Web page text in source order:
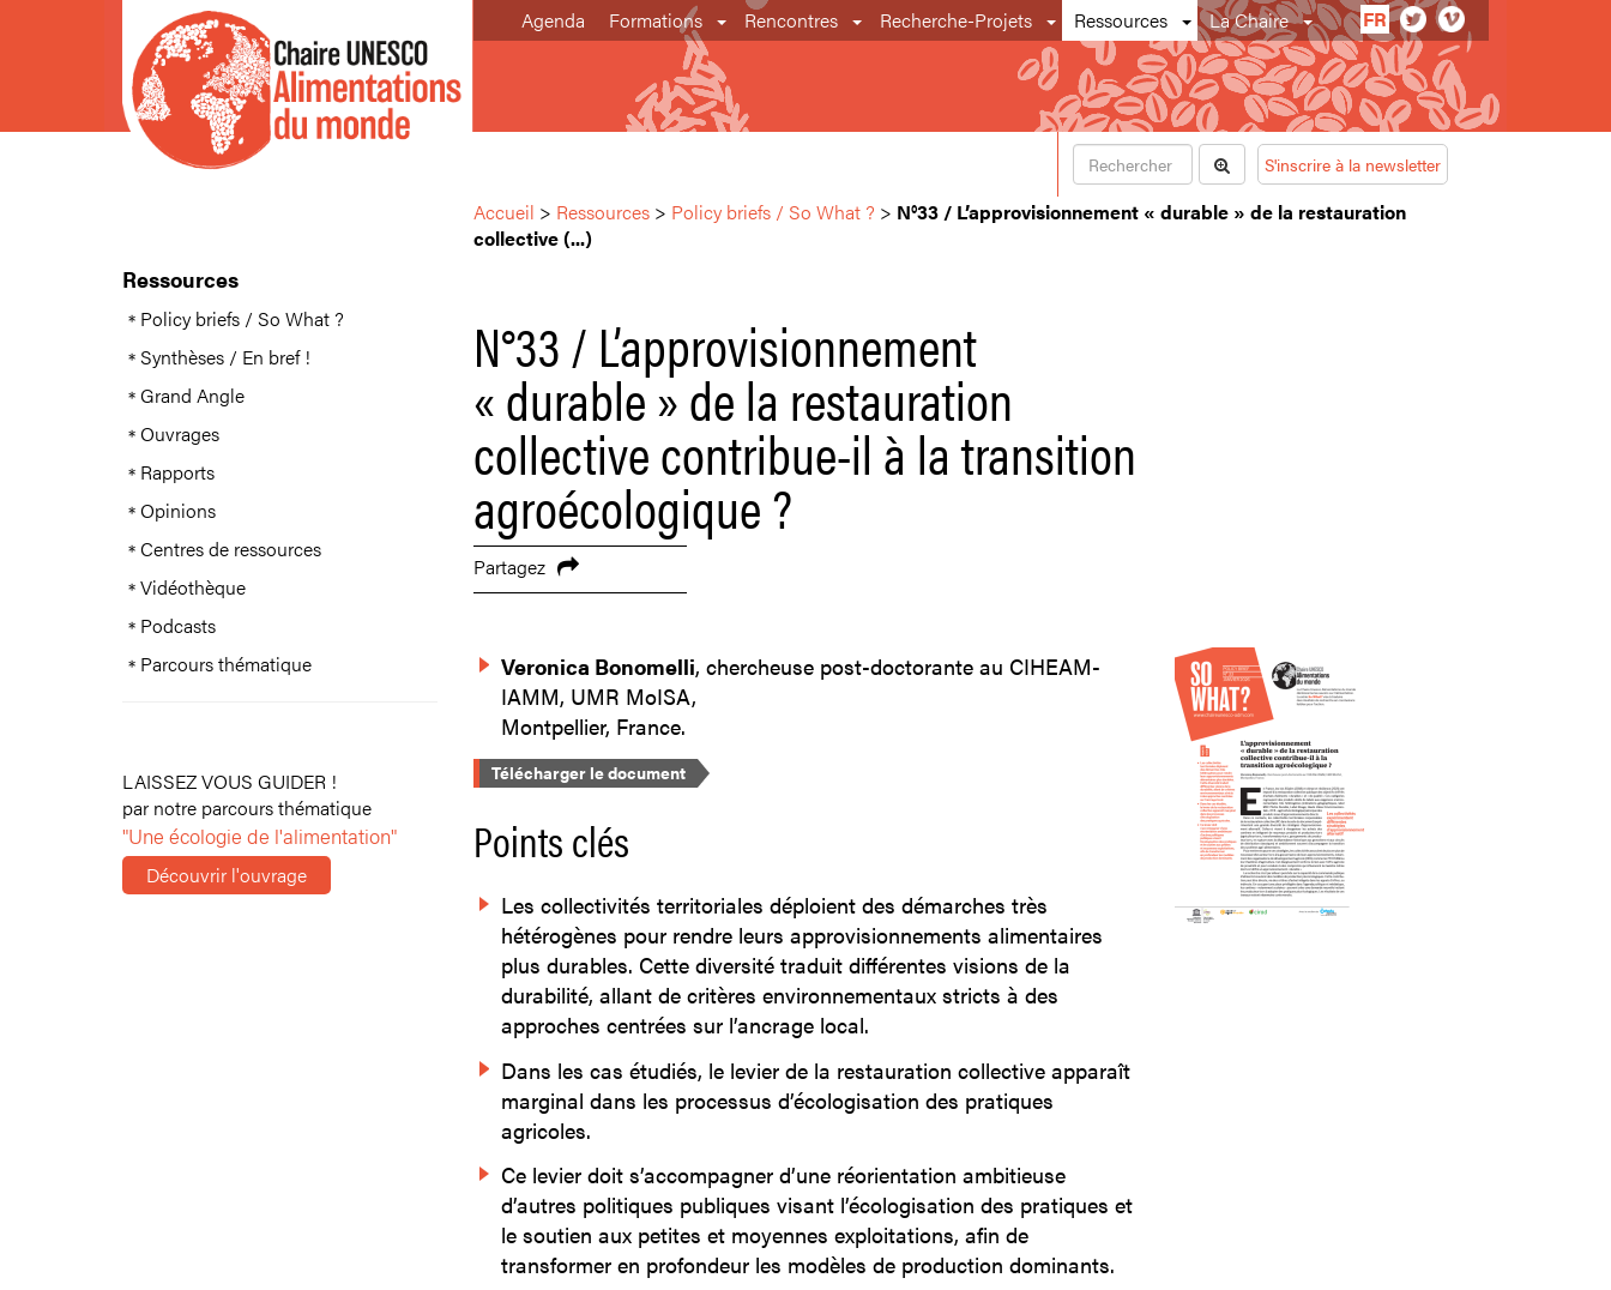
Agenda Formations Rencontres Recherche-Projets Ressources La Chaire FR
S'inscrire à la newsletter
Ressources
Policy briefs / So What ?
Synthèses / En bref !
Grand Angle
Ouvrages
Rapports
Opinions
Centres de ressources
Vidéothèque
Podcasts
Parcours thématique
LAISSEZ VOUS GUIDER !
par notre parcours thématique
"Une écologie de l'alimentation"
Découvrir l'ouvrage
Accueil > Ressources> Policy briefs / So What ? > N°33 / L’approvisionnement « durable » de la restauration
collective (...)
N°33 / L’approvisionnement
« durable » de la restauration
collective contribue-il à la transition
agroécologique ?
Partagez
Veronica Bonomelli, chercheuse post-doctorante au CIHEAM-
IAMM, UMR MoISA,
Montpellier, France.
Télécharger le document
Points clés
Les collectivités territoriales déploient des démarches très
hétérogènes pour rendre leurs approvisionnements alimentaires
plus durables. Cette diversité traduit différentes visions de la
durabilité, allant de critères environnementaux stricts à des
approches centrées sur l’ancrage local.
Dans les cas étudiés, le levier de la restauration collective apparaît
marginal dans les processus d’écologisation des pratiques
agricoles.
Ce levier doit s’accompagner d’une réorientation ambitieuse
d’autres politiques publiques visant l’écologisation des pratiques et
le soutien aux petites et moyennes exploitations, afin de
transformer en profondeur les modèles de production dominants.